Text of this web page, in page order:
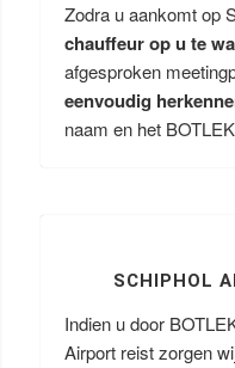
Zodra u aankomt op
chauffeur op u te
afgesproken
eenvoudig
naam en het
SCHIPHOL
Indien u door
Airport reist zorgen